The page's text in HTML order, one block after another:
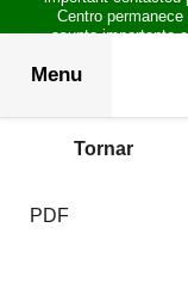
Centro
asunto importante
Menu
Tornar
PDF